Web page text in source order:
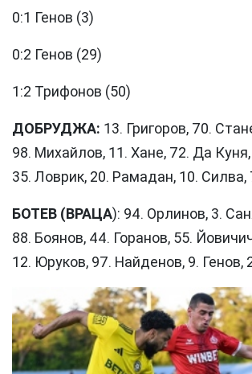
0:1 Генов (3)
0:2 Генов (29)
1:2 Трифонов (50)
ДОБРУДЖА: 13. Григоров, 70.
98. Михайлов, 11. Хане, 72. Да
35. Ловрик, 20. Рамадан, 10. Силва,
БОТЕВ (ВРАЦА): 94. Орлинов, 3.
88. Боянов, 44. Горанов, 55.
12. Юруков, 97. Найденов, 9. Генов,